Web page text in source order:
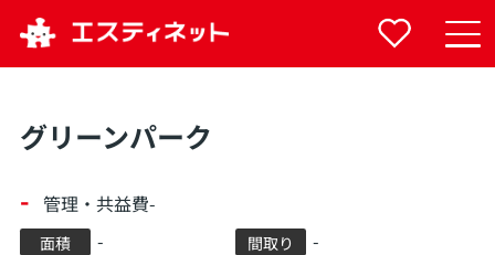
グリーンパーク
- 管理・共益費-
面積 - 間取り -